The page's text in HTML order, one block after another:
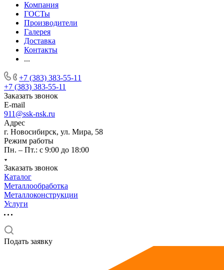
Компания
ГОСТы
Производители
Галерея
Доставка
Контакты
...
+7 (383) 383-55-11
+7 (383) 383-55-11
Заказать звонок
E-mail
911@ssk-nsk.ru
Адрес
г. Новосибирск, ул. Мира, 58
Режим работы
Пн. – Пт.: с 9:00 до 18:00
Заказать звонок
Каталог
Металлообработка
Металлоконструкции
Услуги
Подать заявку